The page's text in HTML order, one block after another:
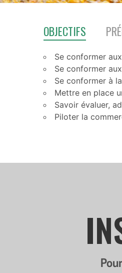
OBJECTIFS
Se conformer
Se conformer
Se conformer à
Mettre en place
Savoir évaluer,
Piloter la